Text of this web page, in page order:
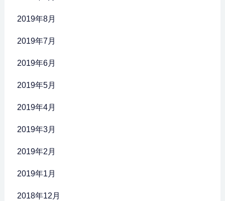
2019年8月
2019年7月
2019年6月
2019年5月
2019年4月
2019年3月
2019年2月
2019年1月
2018年12月